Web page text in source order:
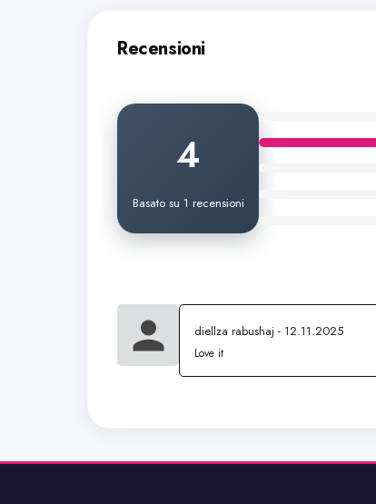
Recensioni
4
Basato su 1 recensioni
diellza rabushaj - 12.11.2025
Love it